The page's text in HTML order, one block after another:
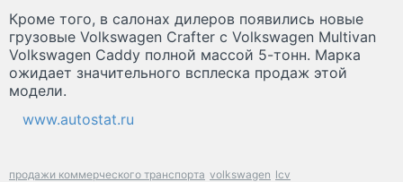
Кроме того, в салонах дилеров появились новые
грузовые Volkswagen Crafter с Volkswagen Multivan
Volkswagen Caddy полной массой 5-тонн. Марка
ожидает значительного всплеска продаж этой
модели.
www.autostat.ru
продажи коммерческого транспорта volkswagen lcv